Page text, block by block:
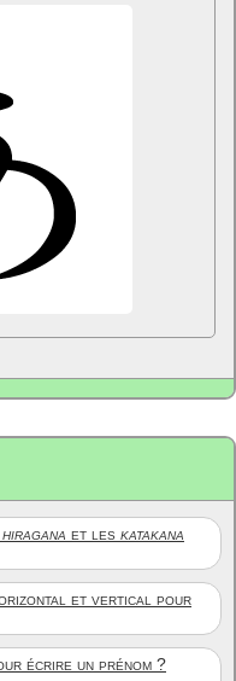
hiragana et les katakana
et vertical pour
écrire un prénom ?